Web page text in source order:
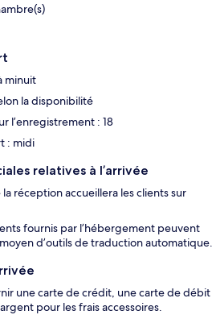
minuit
la disponibilité
l’enregistrement : 18
: midi
relatives à l’arrivée
réception accueillera les clients sur
fournis par l’hébergement peuvent
d’outils de traduction automatique.
une carte de crédit, une carte de débit
pour les frais accessoires.